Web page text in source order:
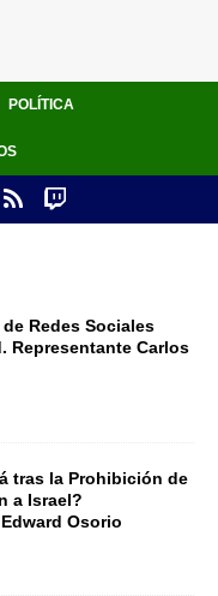
POLÍTICA
Redes Sociales
Representante Carlos
tras la Prohibición de
a Israel?
Osorio